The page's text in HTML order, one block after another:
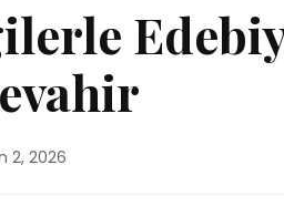
2, 2026